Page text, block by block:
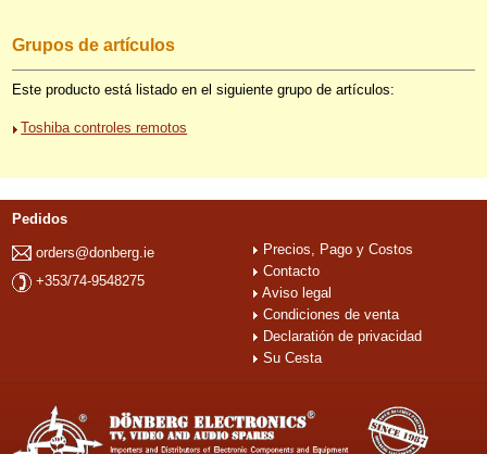
Grupos de artículos
Este producto está listado en el siguiente grupo de artículos:
Toshiba controles remotos
Pedidos
orders@donberg.ie
+353/74-9548275
Precios, Pago y Costos
Contacto
Aviso legal
Condiciones de venta
Declaratión de privacidad
Su Cesta